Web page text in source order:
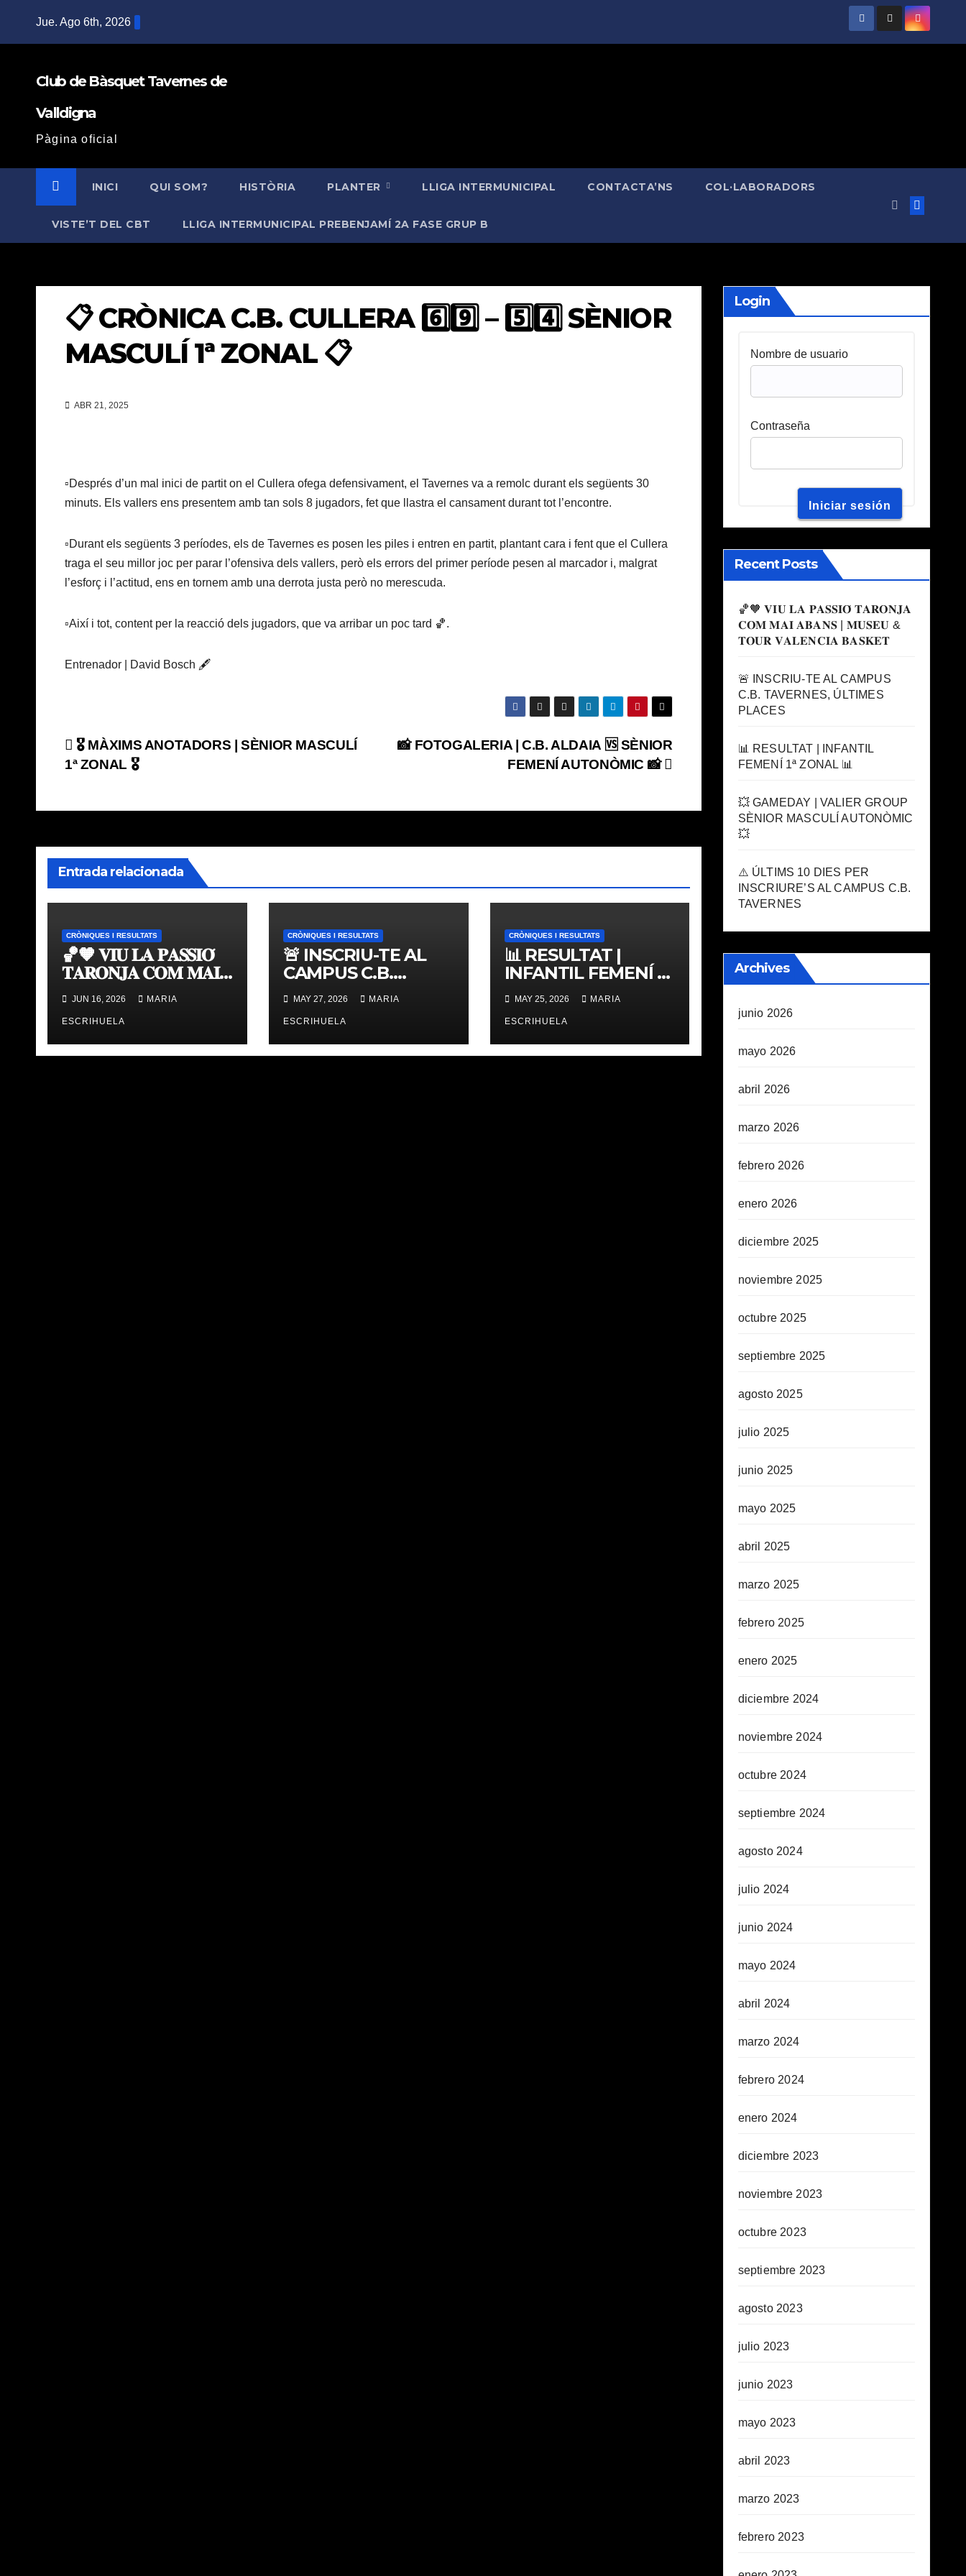
Jue. Ago 6th, 2026
Club de Bàsquet Tavernes de
Valldigna
Pàgina oficial
INICI QUI SOM? HISTÒRIA PLANTER LLIGA INTERMUNICIPAL CONTACTA’NS COL·LABORADORS
VISTE’T DEL CBT LLIGA INTERMUNICIPAL PREBENJAMÍ 2A FASE GRUP B
📋 CRÒNICA C.B. CULLERA 6️⃣9️⃣ – 5️⃣4️⃣ SÈNIOR
MASCULÍ 1ª ZONAL 📋
ABR 21, 2025
▫️Després d’un mal inici de partit on el Cullera ofega defensivament, el Tavernes va a remolc durant els següents 30
minuts. Els vallers ens presentem amb tan sols 8 jugadors, fet que llastra el cansament durant tot l’encontre.
▫️Durant els següents 3 períodes, els de Tavernes es posen les piles i entren en partit, plantant cara i fent que el Cullera
traga el seu millor joc per parar l’ofensiva dels vallers, però els errors del primer període pesen al marcador i, malgrat
l’esforç i l’actitud, ens en tornem amb una derrota justa però no merescuda.
▫️Així i tot, content per la reacció dels jugadors, que va arribar un poc tard 🏀.
Entrenador | David Bosch 🖋️
Navegación
entradas
📸 FOTOGALERIA | C.B. ALDAIA 🆚 SÈNIOR
FEMENÍ AUTONÒMIC 📸
🎖️ MÀXIMS ANOTADORS | SÈNIOR MASCULÍ
1ª ZONAL 🎖️
Entrada relacionada
CRÒNIQUES I RESULTATS
🏀🧡 𝐕𝐈𝐔 𝐋𝐀 𝐏𝐀𝐒𝐒𝐈𝐎́
𝐓𝐀𝐑𝐎𝐍𝐉𝐀 𝐂𝐎𝐌 𝐌𝐀𝐈
𝐀𝐁𝐀𝐍𝐒 | 𝐌𝐔𝐒𝐄𝐔 &
𝐓𝐎𝐔𝐑 𝐕𝐀𝐋𝐄𝐍𝐂𝐈𝐀
𝐁𝐀𝐒𝐊𝐄𝐓
JUN 16, 2026 MARIA
ESCRIHUELA
CRÒNIQUES I RESULTATS
🚨 INSCRIU-TE AL
CAMPUS C.B.
TAVERNES,
ÚLTIMES PLACES
MAY 27, 2026 MARIA
ESCRIHUELA
CRÒNIQUES I RESULTATS
📊 RESULTAT |
INFANTIL FEMENÍ 1ª
ZONAL 📊
MAY 25, 2026 MARIA
ESCRIHUELA
Login
Nombre de usuario
Contraseña
Recent Posts
🏀🧡 𝐕𝐈𝐔 𝐋𝐀 𝐏𝐀𝐒𝐒𝐈𝐎́ 𝐓𝐀𝐑𝐎𝐍𝐉𝐀
𝐂𝐎𝐌 𝐌𝐀𝐈 𝐀𝐁𝐀𝐍𝐒 | 𝐌𝐔𝐒𝐄𝐔 &
𝐓𝐎𝐔𝐑 𝐕𝐀𝐋𝐄𝐍𝐂𝐈𝐀 𝐁𝐀𝐒𝐊𝐄𝐓
🚨 INSCRIU-TE AL CAMPUS
C.B. TAVERNES, ÚLTIMES
PLACES
📊 RESULTAT | INFANTIL
FEMENÍ 1ª ZONAL 📊
💥 GAMEDAY | VALIER GROUP
SÈNIOR MASCULÍ AUTONÒMIC
💥
⚠️ ÚLTIMS 10 DIES PER
INSCRIURE’S AL CAMPUS C.B.
TAVERNES
Archives
junio 2026
mayo 2026
abril 2026
marzo 2026
febrero 2026
enero 2026
diciembre 2025
noviembre 2025
octubre 2025
septiembre 2025
agosto 2025
julio 2025
junio 2025
mayo 2025
abril 2025
marzo 2025
febrero 2025
enero 2025
diciembre 2024
noviembre 2024
octubre 2024
septiembre 2024
agosto 2024
julio 2024
junio 2024
mayo 2024
abril 2024
marzo 2024
febrero 2024
enero 2024
diciembre 2023
noviembre 2023
octubre 2023
septiembre 2023
agosto 2023
julio 2023
junio 2023
mayo 2023
abril 2023
marzo 2023
febrero 2023